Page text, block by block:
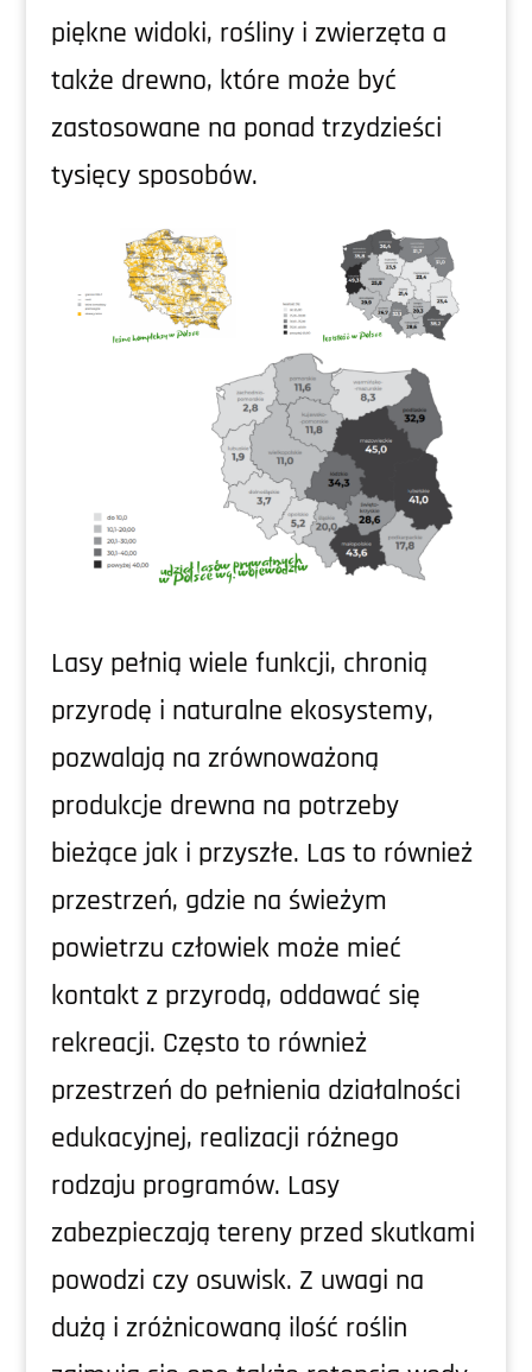
piękne widoki, rośliny i zwierzęta a
także drewno, które może być
zastosowane na ponad trzydzieści
tysięcy sposobów.
Lasy pełnią wiele funkcji, chronią
przyrodę i naturalne ekosystemy,
pozwalają na zrównoważoną
produkcje drewna na potrzeby
bieżące jak i przyszłe. Las to również
przestrzeń, gdzie na świeżym
powietrzu człowiek może mieć
kontakt z przyrodą, oddawać się
rekreacji. Często to również
przestrzeń do pełnienia działalności
edukacyjnej, realizacji różnego
rodzaju programów. Lasy
zabezpieczają tereny przed skutkami
powodzi czy osuwisk. Z uwagi na
dużą i zróżnicowaną ilość roślin